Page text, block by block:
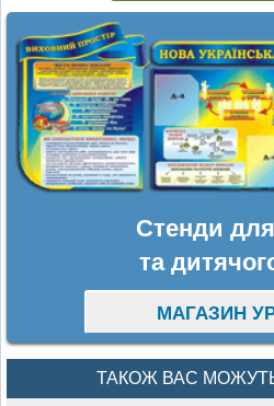
Стенди
та
МАГАЗИН
ТАКОЖ ВАС